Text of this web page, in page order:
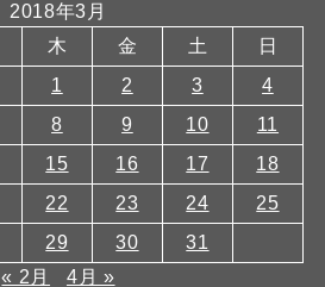
2018年3月
木 金 土
日
1
2 3
4
8 9 10
11
15 16 17
18
22 23 24
25
29 30
31
« 2月
4月 »